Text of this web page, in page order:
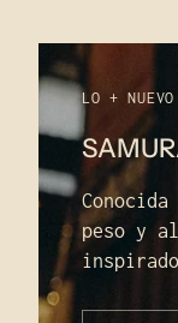
LO + NUEVO
peso y